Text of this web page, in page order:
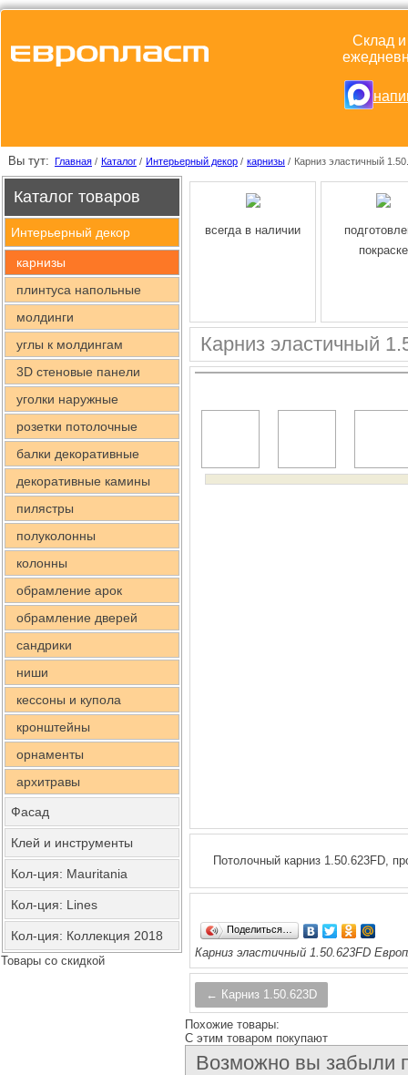
Склад и
Вы тут: Главная / Каталог / Интерьерный декор / карнизы / Карниз эластичный
Каталог товаров
Интерьерный декор
карнизы
плинтуса напольные
молдинги
углы к молдингам
3D стеновые панели
уголки наружные
розетки потолочные
балки декоративные
декоративные камины
пилястры
полуколонны
колонны
обрамление арок
обрамление дверей
сандрики
ниши
кессоны и купола
кронштейны
орнаменты
архитравы
Фасад
Клей и инструменты
Кол-ция: Mauritania
Кол-ция: Lines
Кол-ция: Коллекция 2018
Товары со скидкой
всегда в наличии
покраске
Карниз эластичный
Потолочный карниз 1.50.623FD,
Поделиться…
Карниз эластичный 1.50.623FD
← Карниз 1.50.623D
Похожие товары:
C этим товаром покупают
Возможно вы забыли